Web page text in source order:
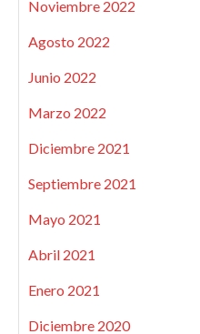
Noviembre 2022
Agosto 2022
Junio 2022
Marzo 2022
Diciembre 2021
Septiembre 2021
Mayo 2021
Abril 2021
Enero 2021
Diciembre 2020